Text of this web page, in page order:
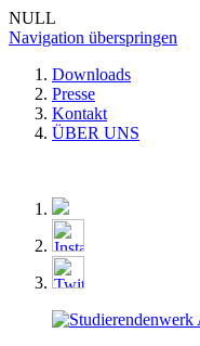
NULL
Navigation überspringen
Downloads
Presse
Kontakt
ÜBER UNS